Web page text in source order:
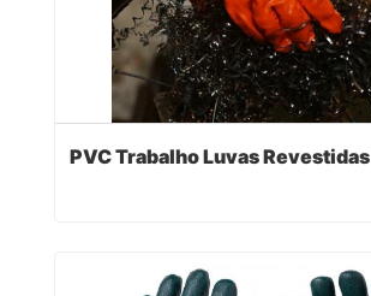
PVC Trabalho Luvas Revestidas